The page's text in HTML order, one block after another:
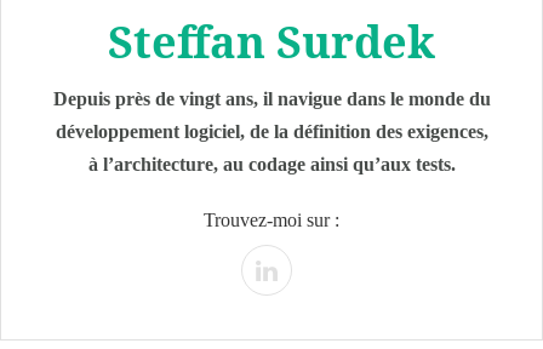
Steffan Surdek
Depuis près de vingt ans, il navigue dans le monde du
développement logiciel, de la définition des exigences,
à l’architecture, au codage ainsi qu’aux tests.
Trouvez-moi sur :